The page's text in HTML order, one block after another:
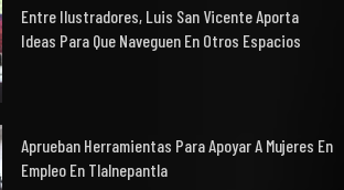
Entre Ilustradores, Luis San Vicente Aporta
Ideas Para Que Naveguen En Otros Espacios
Aprueban Herramientas Para Apoyar A Mujeres En
Empleo En Tlalnepantla